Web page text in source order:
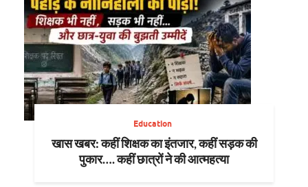
Education
खास खबर: कहीं शिक्षक का इंतजार, कहीं सड़क की
पुकार…. कहीं छात्रों ने की आत्महत्या